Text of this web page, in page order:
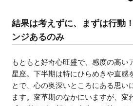
結果は考えずに、まずは行動
ンジあるのみ
もともと好奇心旺盛で、感度の高い
星座。下半期は特にひらめきや直感
とで、心の奥深いところにある思い
ます。変革期のなかにいますが、変